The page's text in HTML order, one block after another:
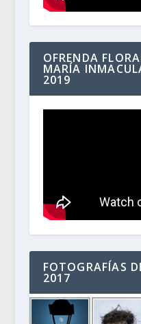
OFRENDA
MARÍA
2019
FOTOGRAFÍAS
2017